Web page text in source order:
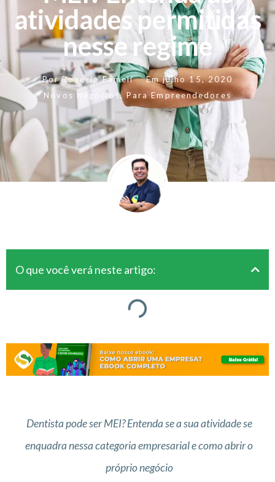
atividades permitidas
nesse regime
PorRogerio Fameli Em julho 15, 2020
Novos Negócios,Para Empreendedores
O que você verá neste artigo:
Dentista pode ser MEI? Entenda se a sua atividade se
enquadra nessa categoria empresarial e como abrir o
próprio negócio